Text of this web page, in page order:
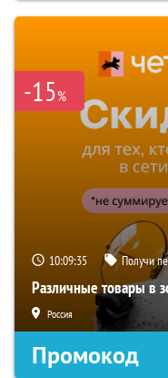
-15%
10:09:34 Получи
Различные товары в
Россия
Промокод